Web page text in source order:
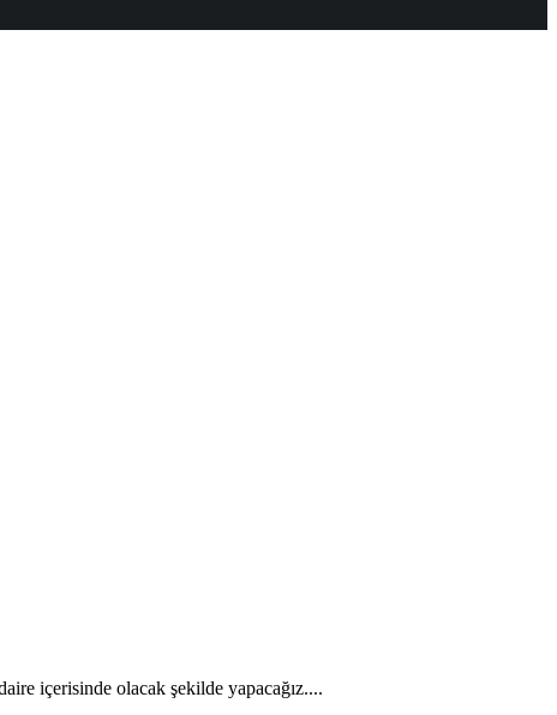
içerisinde olacak şekilde yapacağız....